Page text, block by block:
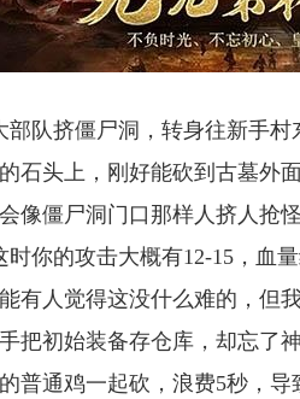
部队挤僵尸洞，转身往新手
石头上，刚好能砍到古墓
像僵尸洞门口那样人挤人抢
你的攻击大概有12-15，血
有人觉得这没什么难的，但
把初始装备存仓库，却忘了
普通鸡一起砍，浪费5秒，